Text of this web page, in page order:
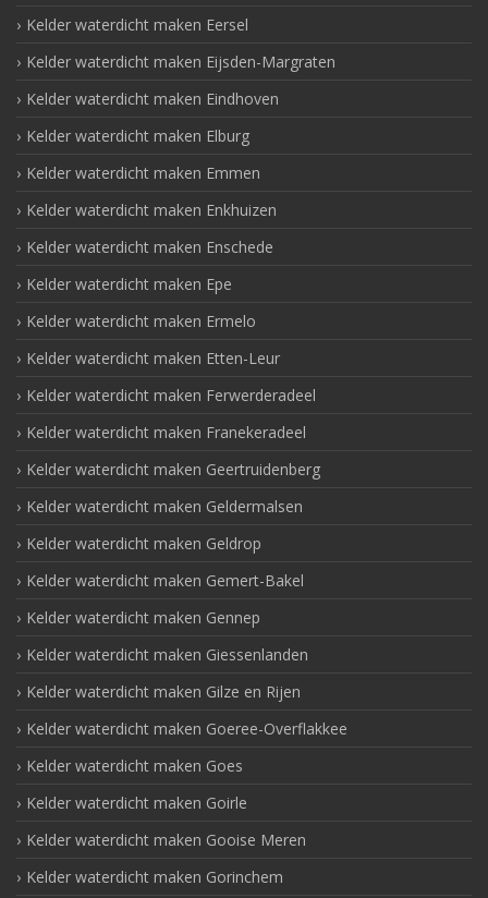
Kelder waterdicht maken Eersel
Kelder waterdicht maken Eijsden-Margraten
Kelder waterdicht maken Eindhoven
Kelder waterdicht maken Elburg
Kelder waterdicht maken Emmen
Kelder waterdicht maken Enkhuizen
Kelder waterdicht maken Enschede
Kelder waterdicht maken Epe
Kelder waterdicht maken Ermelo
Kelder waterdicht maken Etten-Leur
Kelder waterdicht maken Ferwerderadeel
Kelder waterdicht maken Franekeradeel
Kelder waterdicht maken Geertruidenberg
Kelder waterdicht maken Geldermalsen
Kelder waterdicht maken Geldrop
Kelder waterdicht maken Gemert-Bakel
Kelder waterdicht maken Gennep
Kelder waterdicht maken Giessenlanden
Kelder waterdicht maken Gilze en Rijen
Kelder waterdicht maken Goeree-Overflakkee
Kelder waterdicht maken Goes
Kelder waterdicht maken Goirle
Kelder waterdicht maken Gooise Meren
Kelder waterdicht maken Gorinchem